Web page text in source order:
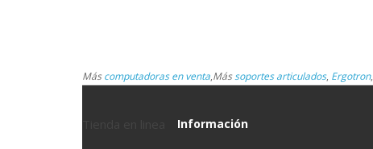
Máscomputadoras en venta,Mássoportes articulados, Ergotron,
Información